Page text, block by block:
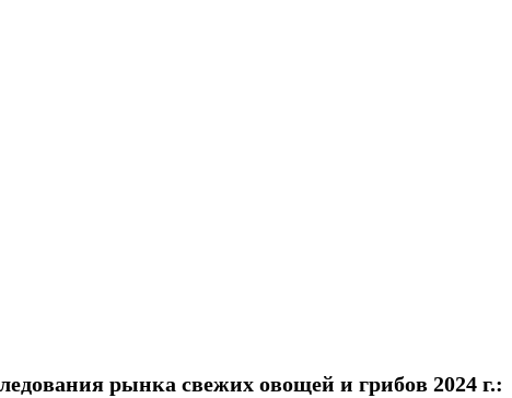
рынка свежих овощей и грибов 2024 г.: